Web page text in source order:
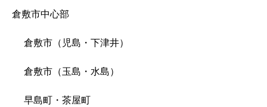
倉敷市中心部
倉敷市（児島・下津井）
倉敷市（玉島・水島）
早島町・茶屋町